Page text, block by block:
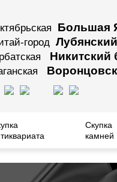
Большая
город
Никитский
Скупка
камней